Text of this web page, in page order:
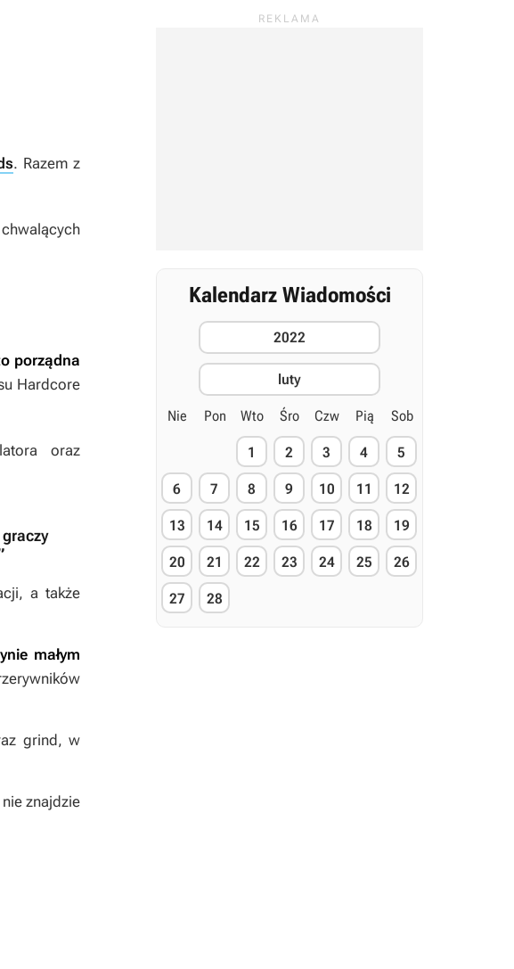
. Razem z
porządna
Hardcore
oraz
a także
małym
grind, w
nie znajdzie
Kalendarz Wiadomości
2022
luty
Nie Pon Wto Śro Czw Pią Sob
1 2 3 4 5
6 7 8 9 10 11 12
13 14 15 16 17 18 19
20 21 22 23 24 25 26
27 28